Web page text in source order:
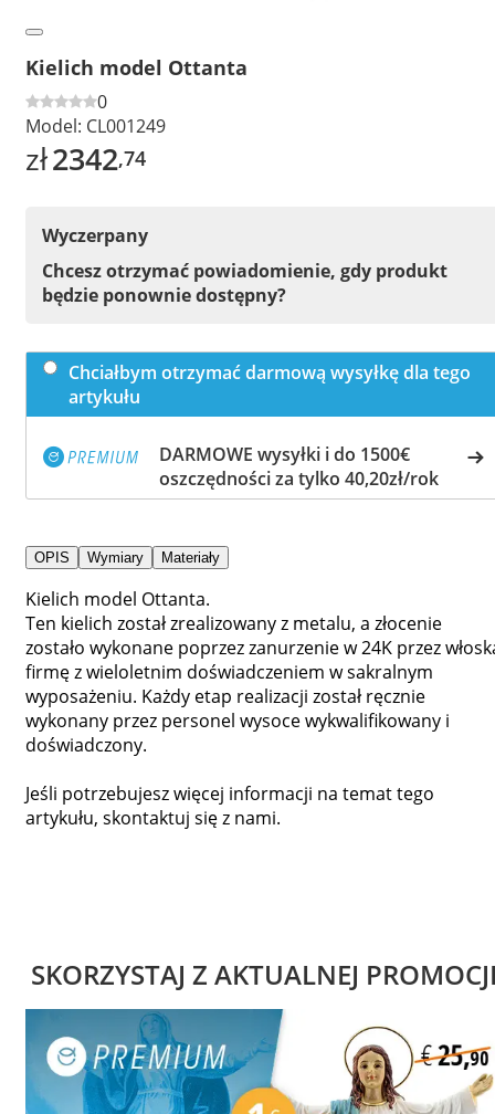
Kielich model Ottanta
0
Model: CL001249
zł2342,74
Wyczerpany
Chcesz otrzymać powiadomienie, gdy produkt
będzie ponownie dostępny?
Chciałbym otrzymać darmową wysyłkę dla tego
artykułu
DARMOWE wysyłki i do 1500€
oszczędności za tylko 40,20zł/rok
OPIS Wymiary Materiały
Kielich model Ottanta.
Ten kielich został zrealizowany z metalu, a złocenie
zostało wykonane poprzez zanurzenie w 24K przez
firmę z wieloletnim doświadczeniem w sakralnym
wyposażeniu. Każdy etap realizacji został ręcznie
wykonany przez personel wysoce wykwalifikowany i
doświadczony.
Jeśli potrzebujesz więcej informacji na temat tego
artykułu, skontaktuj się z nami.
SKORZYSTAJ Z AKTUALNEJ